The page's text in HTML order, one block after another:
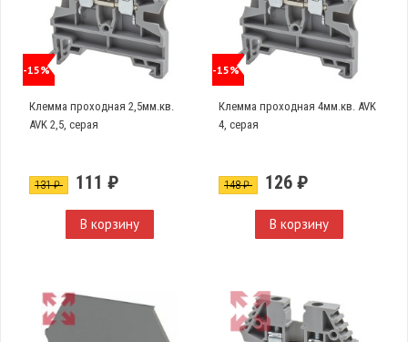
-15%
Клемма проходная 2,5мм.кв.
AVK 2,5, серая
131 ₽ 111 ₽
В корзину
-15%
Клемма проходная 4мм.кв. AVK
4, серая
148 ₽ 126 ₽
В корзину